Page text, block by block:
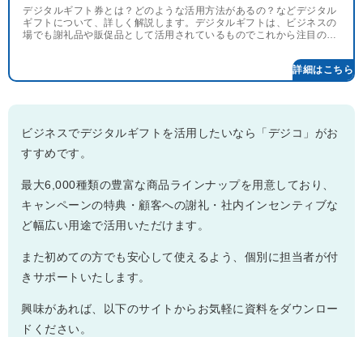
デジタルギフト券とは？どのような活用方法があるの？などデジタル
ギフトについて、詳しく解説します。デジタルギフトは、ビジネスの
場でも謝礼品や販促品として活用されているものでこれから注目のサ
詳細はこちら
ビジネスでデジタルギフトを活用したいなら「デジコ」がお
すすめです。
最大6,000種類の豊富な商品ラインナップを用意しており、
キャンペーンの特典・顧客への謝礼・社内インセンティブな
ど幅広い用途で活用いただけます。
また初めての方でも安心して使えるよう、個別に担当者が付
きサポートいたします。
興味があれば、以下のサイトからお気軽に資料をダウンロー
ドください。